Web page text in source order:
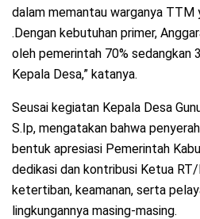
dalam memantau warganya TTM
.Dengan kebutuhan primer,
oleh pemerintah 70% sedangkan
Kepala Desa,” katanya.
Seusai kegiatan Kepala Desa
S.Ip, mengatakan bahwa
bentuk apresiasi Pemerintah
dedikasi dan kontribusi Ketua
ketertiban, keamanan, serta
lingkungannya masing-masing.